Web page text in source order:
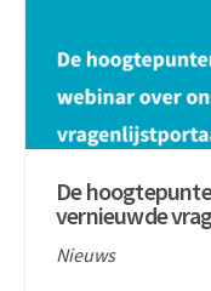
De
vernieuwde
Nieuws